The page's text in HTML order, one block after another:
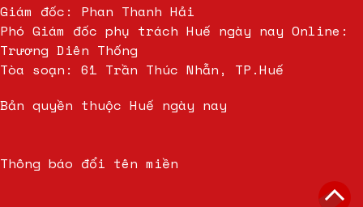
Giám đốc: Phan Thanh Hải
Phó Giám đốc phụ trách Huế ngày nay Online:
Trương Diên Thống
Tòa soạn: 61 Trần Thúc Nhẫn, TP.Huế
Bản quyền thuộc Huế ngày nay
Thông báo đổi tên miền